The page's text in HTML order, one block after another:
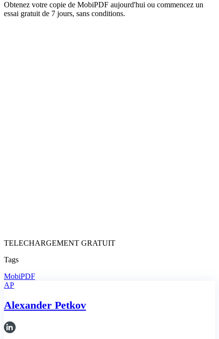
Obtenez votre copie de MobiPDF aujourd'hui ou commencez un
essai gratuit de 7 jours, sans conditions.
TELECHARGEMENT GRATUIT
Tags
MobiPDF
AP
Alexander Petkov